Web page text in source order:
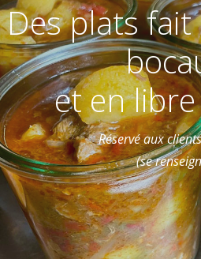
Des plats
et en
Réservé aux
(se